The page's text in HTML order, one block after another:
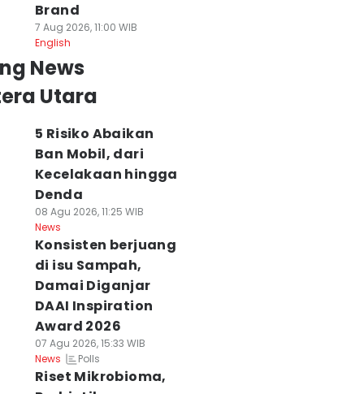
Brand
7 Aug 2026, 11:00 WIB
English
News
Utara
5 Risiko Abaikan
Ban Mobil, dari
Kecelakaan hingga
Denda
08 Agu 2026, 11:25 WIB
News
Konsisten berjuang
di isu Sampah,
Damai Diganjar
DAAI Inspiration
Award 2026
07 Agu 2026, 15:33 WIB
News
Polls
Riset Mikrobioma,